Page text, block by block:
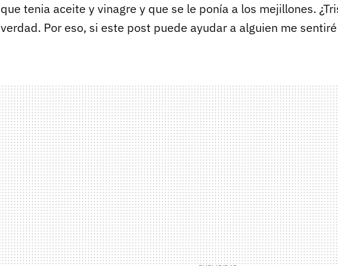
que tenia aceite y vinagre y que se le ponía a los mejillones.
verdad. Por eso, si este post puede ayudar a alguien me